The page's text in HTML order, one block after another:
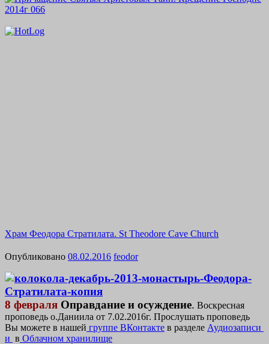
Храм Феодора Стратилата. St Theodore Cave Church
Опубликовано 08.02.2016 feodor
8 февраля Оправдание и осуждение. Воскресная
проповедь о.Даниила от 7.02.2016г. Прослушать проповедь
Вы можете в нашей группе ВКонтакте в разделе Аудиозаписи
и в Облачном хранилище